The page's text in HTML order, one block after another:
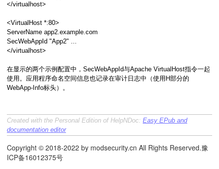
</virtualhost>
<VirtualHost *:80>
ServerName app2.example.com
SecWebAppId "App2" ...
</virtualhost>
在显示的两个示例配置中，SecWebAppId与Apache VirtualHost指令一起
使用。应用程序命名空间信息也记录在审计日志中（使用H部分的
WebApp-Info标头）。
Created with the Personal Edition of HelpNDoc: Easy EPub and
documentation editor
Copyright © 2018-2022 by modsecurity.cn All Rights Reserved.豫
ICP备16012375号